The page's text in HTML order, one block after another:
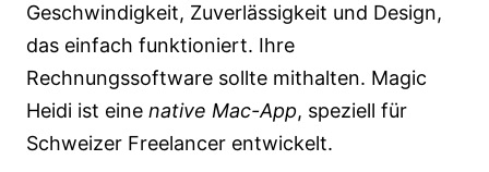
Geschwindigkeit, Zuverlässigkeit und Design,
das einfach funktioniert. Ihre
Rechnungssoftware sollte mithalten. Magic
Heidi ist eine native Mac-App, speziell für
Schweizer Freelancer entwickelt.